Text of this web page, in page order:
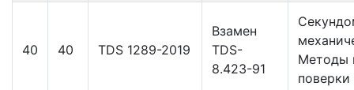
40 40 TDS 1289-2019
Взамен
TDS-
8.423-91
Методы
поверки